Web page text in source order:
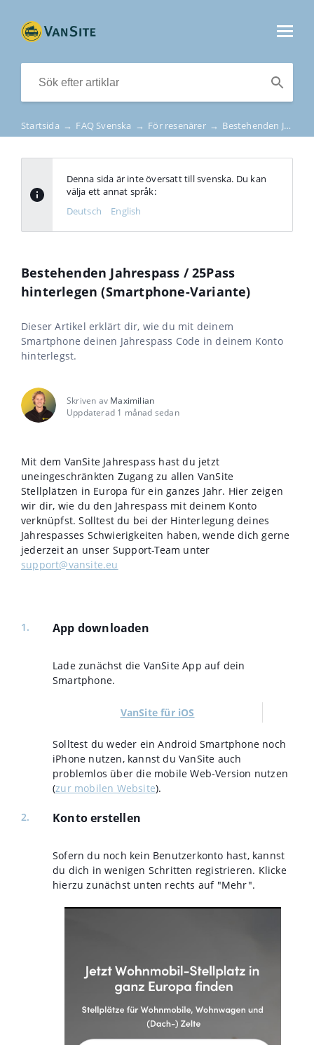
Startsida → FAQ Svenska → För resenärer → Bestehenden Jahrespass / 25Pass hinterlegen (Smartphone-Variante)
Denna sida är inte översatt till svenska. Du kan
välja ett annat språk:
Deutsch
English
Bestehenden Jahrespass / 25Pass
hinterlegen (Smartphone-Variante)
Dieser Artikel erklärt dir, wie du mit deinem
Smartphone deinen Jahrespass Code in deinem Konto
hinterlegst.
Skriven av Maximilian
Uppdaterad 1 månad sedan
Mit dem VanSite Jahrespass hast du jetzt
uneingeschränkten Zugang zu allen VanSite
Stellplätzen in Europa für ein ganzes Jahr. Hier zeigen
wir dir, wie du den Jahrespass mit deinem Konto
verknüpfst. Solltest du bei der Hinterlegung deines
Jahrespasses Schwierigkeiten haben, wende dich gerne
jederzeit an unser Support-Team unter
support@vansite.eu
App downloaden
Lade zunächst die VanSite App auf dein
Smartphone.
VanSite für iOS
Solltest du weder ein Android Smartphone noch
iPhone nutzen, kannst du VanSite auch
problemlos über die mobile Web-Version nutzen
(zur mobilen Website).
Konto erstellen
Sofern du noch kein Benutzerkonto hast, kannst
du dich in wenigen Schritten registrieren. Klicke
hierzu zunächst unten rechts auf "Mehr".